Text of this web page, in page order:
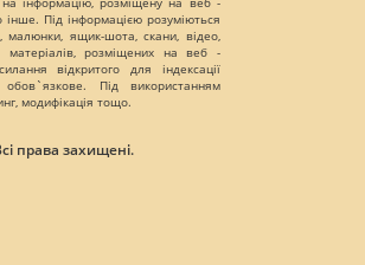
Під інформацією розуміються
малюнки, ящик-шота, скани, відео,
матеріалів, розміщених на веб -
відкритого для індексації
Під використанням
модифікація тощо.
права захищені.